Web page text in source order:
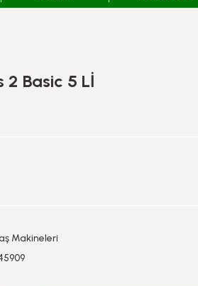
2 Basic 5 Lİ
Makineleri